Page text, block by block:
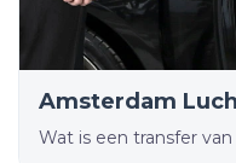
Amsterdam
Wat is een transfer